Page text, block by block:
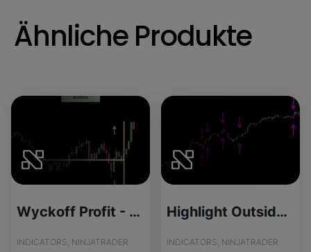
Ähnliche Produkte
Wyckoff Profit - License Version
INDICATORS, NINJATRADER
Highlight Outside Bars - Source Code
INDICATORS, NINJATRADER